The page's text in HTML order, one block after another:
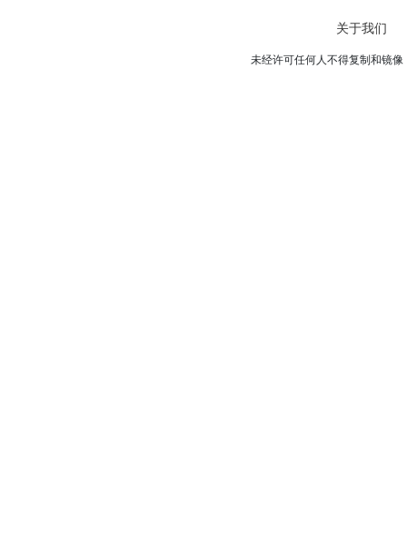
关于我们
未经许可任何人不得复制和镜